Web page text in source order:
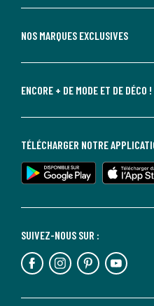
NOS MARQUES EXCLUSIVES
ENCORE + DE MODE ET DE DÉCO !
SUIVEZ-NOUS SUR :
TÉLÉCHARGER NOTRE